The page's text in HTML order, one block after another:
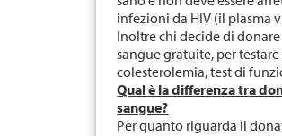
infezioni da HIV (il plasma
Inoltre chi decide di
sangue gratuite, per
colesterolemia, test di
Qual è la differenza tra
sangue?
Per quanto riguarda il